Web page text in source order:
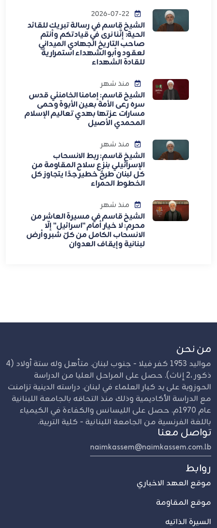
الشيخ قاسم في رسالة تبريك للقائد
الحية: إنَّنا نرى في قيادتكم وأنتم
صاحب التاريخ الجهادي الميداني
لعقود وأبو الشهداء استمراريةً
للقادة الشهداء
منذ شهر
الشيخ قاسم: إمامنا الخامنئي قدس
سره رعى الأمة بعين الأبوة وحمى
مسارات عزتها بهدي تعاليم الإسلام
المحمدي الأصيل
منذ شهر
الشيخ قاسم: ربط الانسحاب
الإسرائيلي بنزع سلاح المقاومة من
كل لبنان طرحٌ خطير جدًا يتجاوز كل
الخطوط الحمراء
منذ شهر
الشيخ قاسم في مسيرة العاشر من
محرم: لا خيار أمام "اسرائيل" إلّا
الانسحاب الكامل من كلّ شبر وأرض
لبنانية وإيقاف العدوان
من نحن
مواليد 1953 كفر فيلا - جنوب لبنان. متأهل وله ستة أولاد (4
ذكور ،2 إناث). حصل على المراحل العليا من الدراسة
الحوزوية على يد كبار العلماء في لبنان. دراسته الدينية تزامنت
مع الدراسة الأكاديمية وذلك منذ التحاقه بالجامعة اللبنانية
عام 1970م. حصل على الليسانس والكفاءة في الكيمياء
باللغة الفرنسية من الجامعة اللبنانية - كلية التربية.
تواصل معنا
naimkassem@naimkassem.com.lb
روابط
موقع العهد الاخباري
موقع المقاومة
السيرة الذاتيه